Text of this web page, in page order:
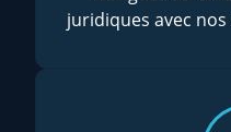
juridiques avec